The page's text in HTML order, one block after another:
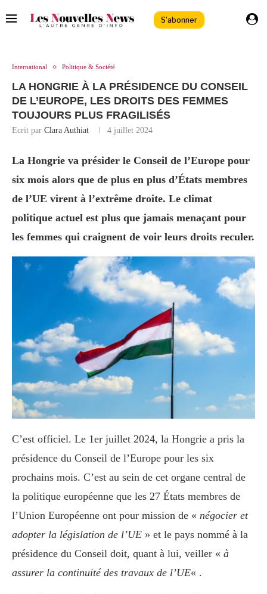
S'abonner
International Politique & Société
LA HONGRIE À LA PRÉSIDENCE DU CONSEIL
DE L’EUROPE, LES DROITS DES FEMMES
TOUJOURS PLUS FRAGILISÉS
Ecrit par Clara Authiat 4 juillet 2024
La Hongrie va présider le Conseil de l’Europe pour
six mois alors que de plus en plus d’États membres
de l’UE virent à l’extrême droite. Le climat
politique actuel est plus que jamais menaçant pour
les femmes qui craignent de voir leurs droits reculer.
C’est officiel. Le 1er juillet 2024, la Hongrie a pris la
présidence du Conseil de l’Europe pour les six
prochains mois. C’est au sein de cet organe central de
la politique européenne que les 27 États membres de
l’Union Européenne ont pour mission de « négocier et
adopter la législation de l’UE » et le pays nommé à la
présidence du Conseil doit, quant à lui, veiller « à
assurer la continuité des travaux de l’UE« .